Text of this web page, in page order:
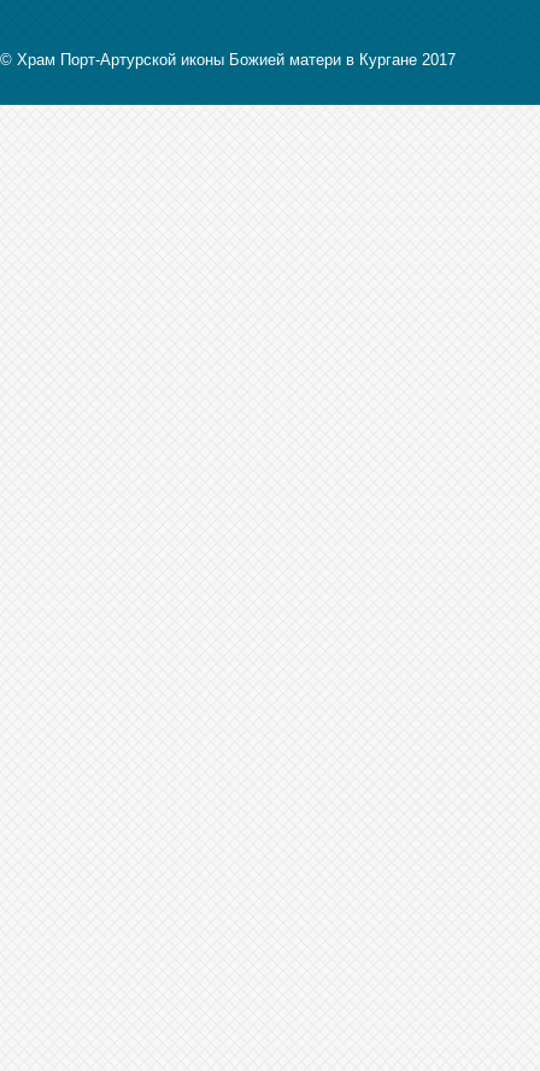
© Храм Порт-Артурской иконы Божией матери в Кургане 2017